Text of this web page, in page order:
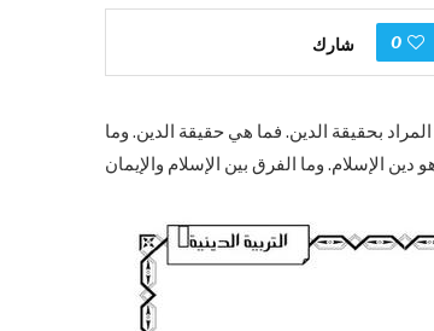
شارك 0
بحقيقة الدين. فما هي حقيقة الدين. وما